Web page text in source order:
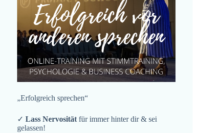
„Erfolgreich sprechen“
✓ Lass Nervosität für immer hinter dir & sei
gelassen!